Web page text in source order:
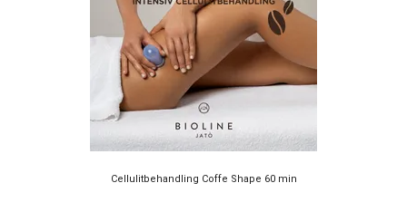
Cellulitbehandling Coffe Shape 60 min